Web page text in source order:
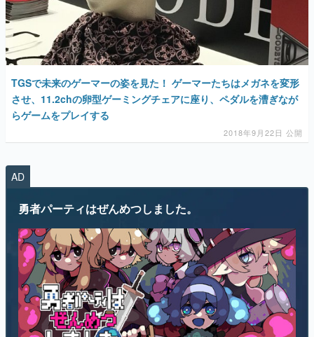
TGSで未来のゲーマーの姿を見た！ ゲーマーたちはメガネを変形
させ、11.2chの卵型ゲーミングチェアに座り、ペダルを漕ぎなが
らゲームをプレイする
2018年9月22日 公開
AD
“ぜんめつ”してしまった勇者パーティから1人だけ選んで、ともに迷